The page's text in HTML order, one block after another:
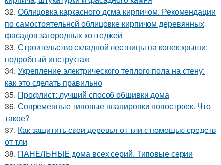
32. Облицовка каркасного дома кирпичом. Рекомендации
по самостоятельной облицовке кирпичом деревянных
фасадов загородных коттеджей
33. Строительство складной лестницы на конек крыши:
подробный инструктаж
34. Укрепление электрического теплого пола на стену:
как это сделать правильно
35. Профлист: лучший способ обшивки дома
36. Современные типовые планировки новостроек. Что
такое?
37. Как защитить свои деревья от тли с помощью средств
от тли
38. ПАНЕЛЬНЫЕ дома всех серий. Типовые серии